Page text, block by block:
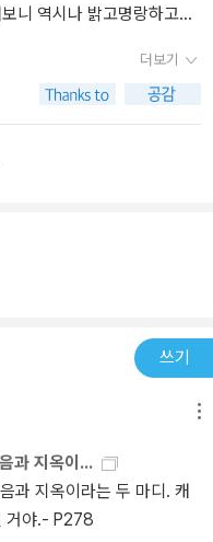
사랑만으로 이겨낼 수 없
녀의 행동이 나빴다 손가락
내 자신이 선택한 에드거
을 고백한 캐서린의 이기
어놓은 결말이며 변덕스럽
적인 신랄한 비판과 죽음에
고 싶어졌어. 당신은 그렇
한테 교리 문답을 받아서 옳
는 성경 한 대목을 외우라고
하는 것은 하나님이 하시는
. 하나님은 내가 맛볼 만족
놔둬. 생각해 내게. 복수를
“ 싫어! 반대로 그것을 만
어지진 않는다. 인정하고
없다고 하지만, 그들 같은 사
생각이 들었다. 왜냐하면
음이 아니라 지속적인 삶
넘어선 삶이 있고, 또는 그
고 처음부터 나도 갖자의
서 무엇보다도 생각한 것은
것이 없어져도 그만 남는
것이 남고 그가 없어진다면
같아. 겨울이 돼서 나무의
달라지리라는 것을 나는 잘
니 역시나 밝고명랑하고유
의 솔직함을 엿본 게 아닌가
불타는 복수심이 나 잘났소
. 그런 거 같다. 남들 잘나가
가 답답하고 짜증나지만 재
품고 있기 때문에 이런 책
생각보다 그리 아름답지 않
건가보다. 좀 유치한 내용
울 순 없지만, 히스클리프
어 그냥 좀 슬프다.
더보기
쓰기
과 지옥이...
과 지옥이라는 두 마디. 캐
거야.- P278